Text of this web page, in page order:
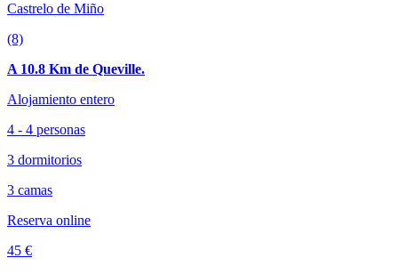
Castrelo de Miño
(8)
A 10.8 Km de Queville.
Alojamiento entero
4 - 4 personas
3 dormitorios
3 camas
Reserva online
45 €